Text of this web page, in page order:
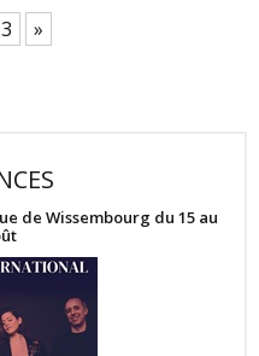
3 »
de Wissembourg du 15 au